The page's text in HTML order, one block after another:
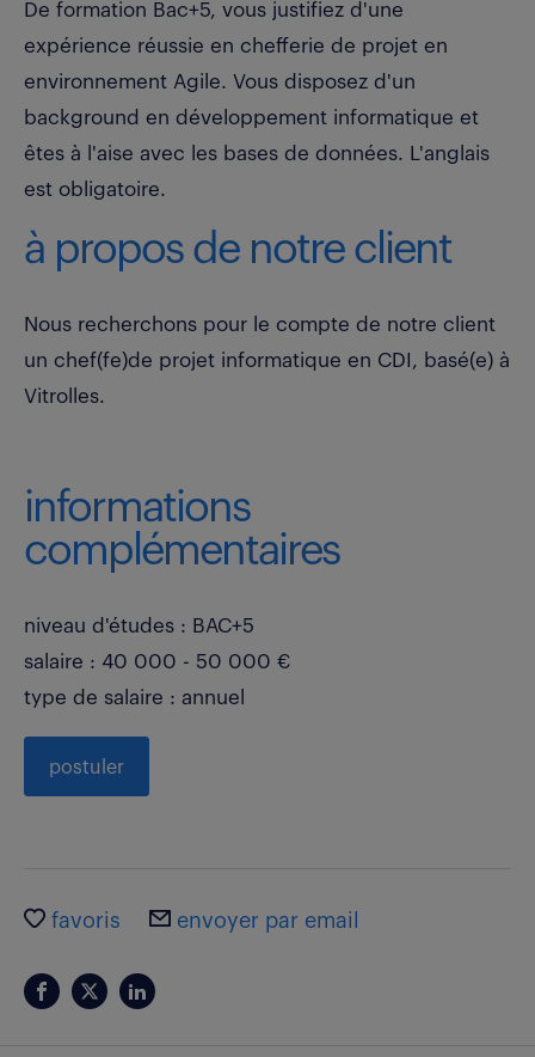
De formation Bac+5, vous justifiez d'une
expérience réussie en chefferie de projet en
environnement Agile. Vous disposez d'un
background en développement informatique et
êtes à l'aise avec les bases de données. L'anglais
est obligatoire.
à propos de notre client
Nous recherchons pour le compte de notre client
un chef(fe)de projet informatique en CDI, basé(e) à
Vitrolles.
informations
complémentaires
niveau d'études : BAC+5
salaire : 40 000 - 50 000 €
type de salaire : annuel
postuler
favoris envoyer par email